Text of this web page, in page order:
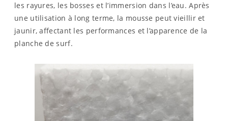
les rayures, les bosses et l’immersion dans l’eau. Après
une utilisation à long terme, la mousse peut vieillir et
jaunir, affectant les performances et l’apparence de la
planche de surf.